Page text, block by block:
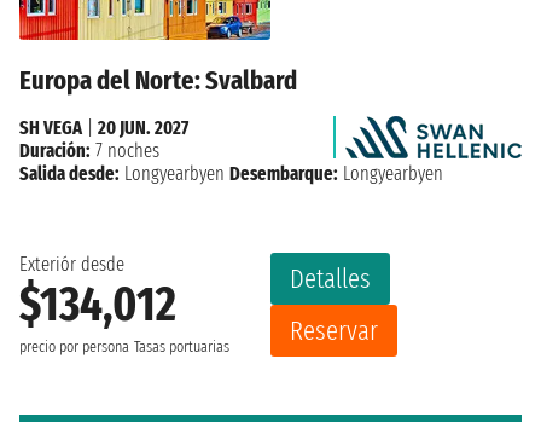
Europa del Norte: Svalbard
Exteriór desde
$134,012
precio por persona Tasas portuarias
Detalles
Reservar
SH VEGA| 20 JUN. 2027
Duración: 7 noches
Salida desde: Longyearbyen Desembarque: Longyearbyen